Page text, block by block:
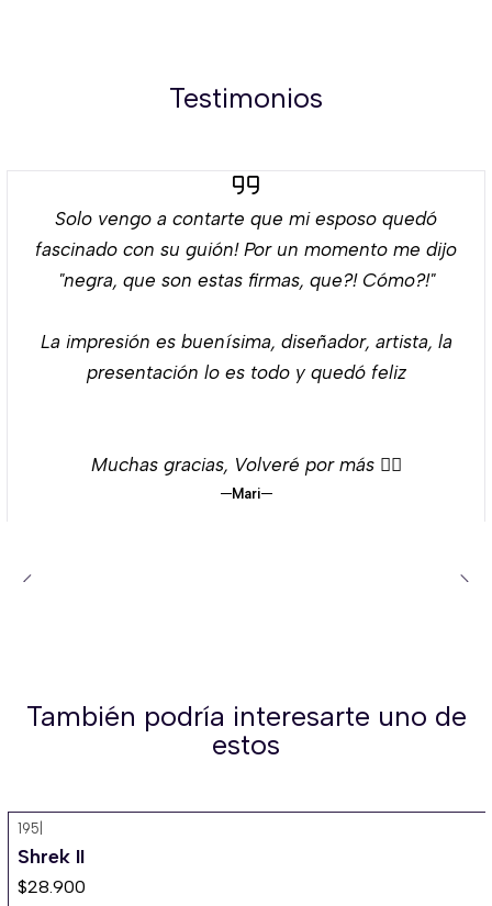
Testimonios
Solo vengo a contarte que mi esposo quedó
fascinado con su guión! Por un momento me dijo
"negra, que son estas firmas, que?! Cómo?!"
La impresión es buenísima, diseñador, artista, la
presentación lo es todo y quedó feliz
Muchas gracias, Volveré por más 👌🏻
Mari
También podría interesarte uno de
estos
195
Shrek II
$28.900